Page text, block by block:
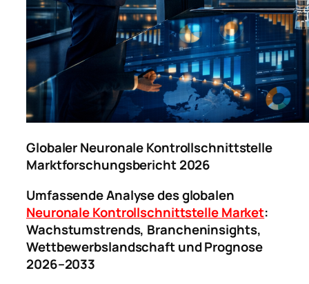
Globaler Neuronale Kontrollschnittstelle
Marktforschungsbericht 2026
Umfassende Analyse des globalen
Neuronale Kontrollschnittstelle Market:
Wachstumstrends, Brancheninsights,
Wettbewerbslandschaft und Prognose
2026–2033